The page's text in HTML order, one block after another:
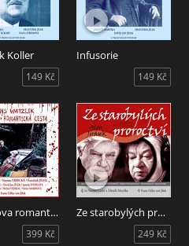
Koller
149 Kč
Infusorie
149 Kč
Weberova romantická cesta
399 Kč
Ze starobylých proroctví
249 Kč